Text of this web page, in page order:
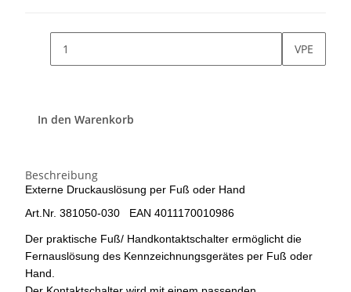
VPE
In den Warenkorb
Beschreibung
Externe Druckauslösung per Fuß oder Hand
Art.Nr. 381050-030 EAN 4011170010986
Der praktische Fuß/ Handkontaktschalter ermöglicht die
Fernauslösung des Kennzeichnungsgerätes per Fuß oder
Hand.